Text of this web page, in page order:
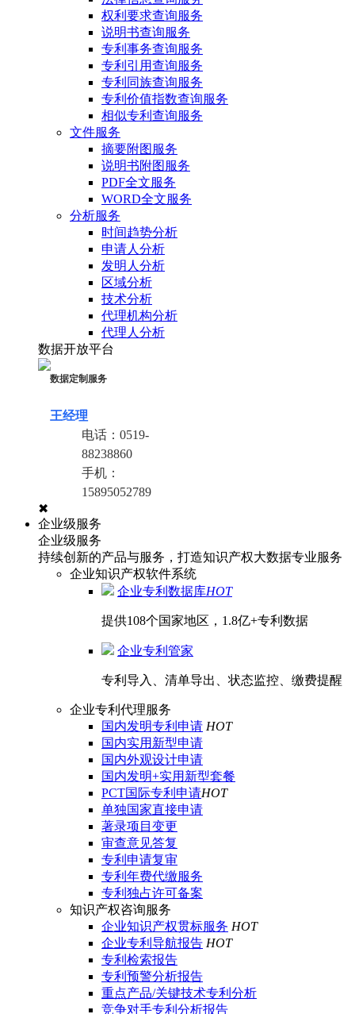
权利要求查询服务
说明书查询服务
专利事务查询服务
专利引用查询服务
专利同族查询服务
专利价值指数查询服务
相似专利查询服务
文件服务
摘要附图服务
说明书附图服务
PDF全文服务
WORD全文服务
分析服务
时间趋势分析
申请人分析
发明人分析
区域分析
技术分析
代理机构分析
代理人分析
数据开放平台
数据定制服务
王经理
电话： 0519-
88238860
手机：
15895052789
✖
企业级服务
企业级服务
持续创新的产品与服务，打造知识产权大数据专业服务
企业知识产权软件系统
企业专利数据库HOT
提供108个国家地区，1.8亿+专利数据
企业专利管家
专利导入、清单导出、状态监控、缴费提醒
企业专利代理服务
国内发明专利申请 HOT
国内实用新型申请
国内外观设计申请
国内发明+实用新型套餐
PCT国际专利申请HOT
单独国家直接申请
著录项目变更
审查意见答复
专利申请复审
专利年费代缴服务
专利独占许可备案
知识产权咨询服务
企业知识产权贯标服务 HOT
企业专利导航报告 HOT
专利检索报告
专利预警分析报告
重点产品/关键技术专利分析
竞争对手专利分析报告